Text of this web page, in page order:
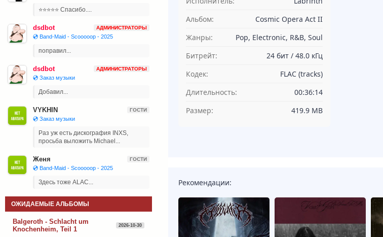
Альбом:
Cosmic Opera Act II
Жанры:
Pop, Electronic, R&B, Soul
Битрейт:
24 бит / 48.0 кГц
Кодек:
FLAC (tracks)
Длительность:
00:36:14
Размер:
419.9 MB
Рекомендации:
⭐⭐⭐⭐⭐ Спасибо....
dsdbot АДМИНИСТРАТОРЫ
💿 Band-Maid - Scooooop - 2025
поправил...
dsdbot АДМИНИСТРАТОРЫ
💿 Заказ музыки
Добавил...
VYKHIN ГОСТИ
💿 Заказ музыки
Раз уж есть дискография INXS,
просьба выложить Michael...
Женя ГОСТИ
💿 Band-Maid - Scooooop - 2025
Здесь тоже ALAC...
ОЖИДАЕМЫЕ АЛЬБОМЫ
Balgeroth - Schlacht um
Knochenheim, Teil 1
2026-10-30